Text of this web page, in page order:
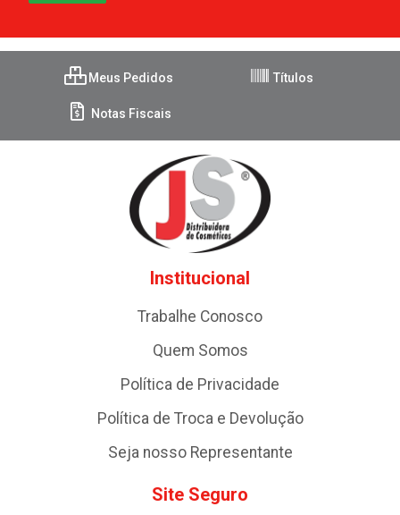
Meus Pedidos Títulos
Notas Fiscais
Institucional
Trabalhe Conosco
Quem Somos
Política de Privacidade
Política de Troca e Devolução
Seja nosso Representante
Site Seguro